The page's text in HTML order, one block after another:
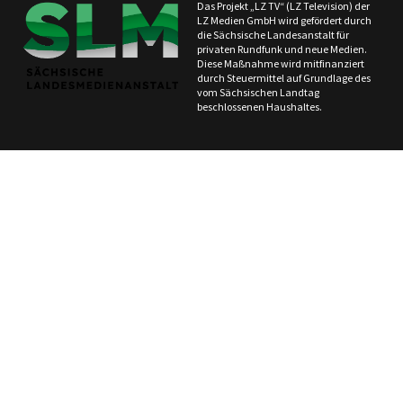
Das Projekt „LZ TV“ (LZ Television) der
LZ Medien GmbH wird gefördert durch
die Sächsische Landesanstalt für
privaten Rundfunk und neue Medien.
Diese Maßnahme wird mitfinanziert
durch Steuermittel auf Grundlage des
vom Sächsischen Landtag
beschlossenen Haushaltes.